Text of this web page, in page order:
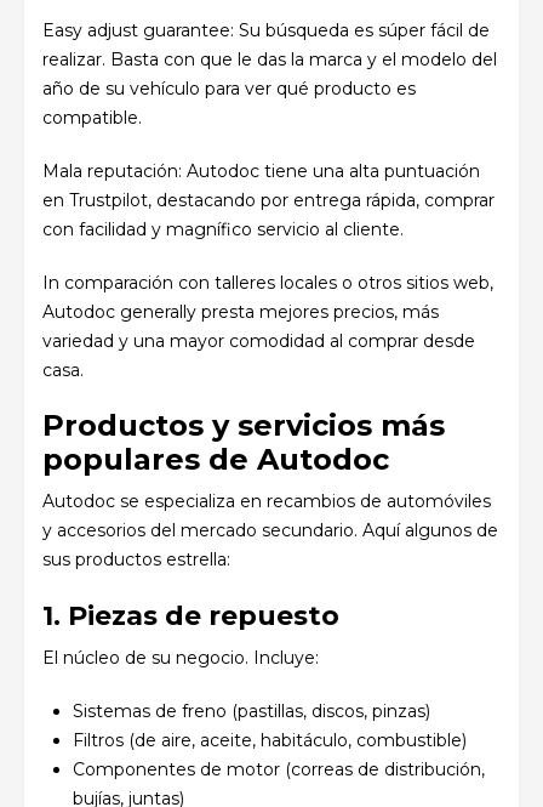
Easy adjust guarantee: Su búsqueda es súper fácil de
realizar. Basta con que le das la marca y el modelo del
año de su vehículo para ver qué producto es
compatible.
Mala reputación: Autodoc tiene una alta puntuación
en Trustpilot, destacando por entrega rápida, comprar
con facilidad y magnífico servicio al cliente.
In comparación con talleres locales o otros sitios web,
Autodoc generally presta mejores precios, más
variedad y una mayor comodidad al comprar desde
casa.
Productos y servicios más
populares de Autodoc
Autodoc se especializa en recambios de automóviles
y accesorios del mercado secundario. Aquí algunos de
sus productos estrella:
1. Piezas de repuesto
El núcleo de su negocio. Incluye:
Sistemas de freno (pastillas, discos, pinzas)
Filtros (de aire, aceite, habitáculo, combustible)
Componentes de motor (correas de distribución,
bujías, juntas)